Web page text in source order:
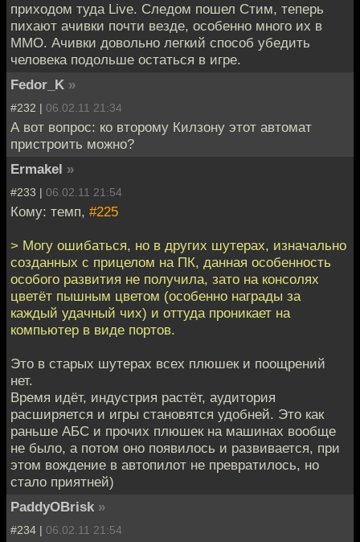
приходом туда Live. Следом пошел Стим, теперь
пихают ачивки почти везде, особенно много их в
MMO. Ачивки довольно легкий способ убедить
человека подольше остаться в игре.
Fedor_K »
#232 | 06.02.11 21:34
А вот вопрос: ко второму Килзону этот автомат
пристроить можно?
Ermakel »
#233 | 06.02.11 21:54
Кому: темп, #225
> Могу ошибаться, но в других шутерах, изначально
созданных с прицелом на ПК, данная особенность
особого развития не получила, зато на консолях
цветёт пышным цветом (особенно награды за
каждый удачный чих) и оттуда проникает на
компьютер в виде портов.
Это в старых шутерах всех плюшек и поощрений
нет.
Время идёт, индустрия растёт, аудитория
расширяется и игры становятся удобней. Это как
раньше АБС и прочих плюшек на машинах вообще
не было, а потом оно появилось и развивается, при
этом вождение в автопилот не превратилось, но
стало приятней)
PaddyOBrisk »
#234 | 06.02.11 21:54